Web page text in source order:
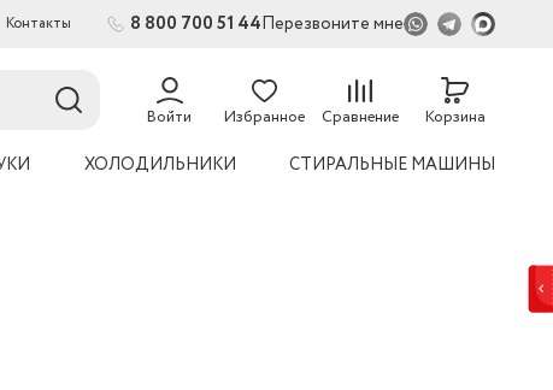
Контакты 8 800 700 51 44Перезвоните мне
Войти Избранное Сравнение Корзина
ХОЛОДИЛЬНИКИ СТИРАЛЬНЫЕ МАШИНЫ